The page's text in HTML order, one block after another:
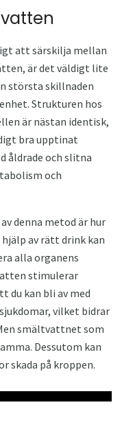
att särskilja mellan
är det väldigt lite
största skillnaden
Strukturen hos
är nästan identisk,
bra upptinat
åldrade och slitna
och
denna metod är hur
av rätt drink kan
alla organens
stimulerar
du kan bli av med
vilket bidrar
smältvattnet som
Dessutom kan
skada på kroppen.